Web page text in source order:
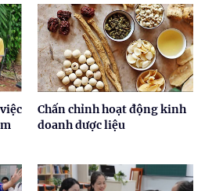
Chấn chỉnh hoạt động kinh
doanh dược liệu